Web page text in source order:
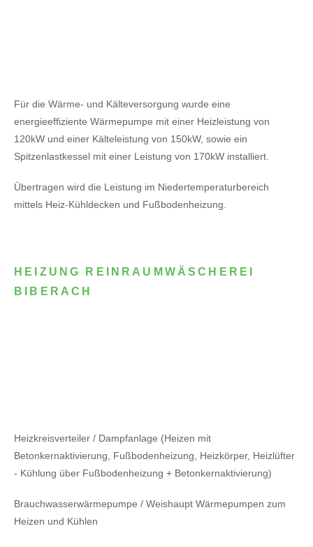
Für die Wärme- und Kälteversorgung wurde eine
energieeffiziente Wärmepumpe mit einer Heizleistung von
120kW und einer Kälteleistung von 150kW, sowie ein
Spitzenlastkessel mit einer Leistung von 170kW installiert.
Übertragen wird die Leistung im Niedertemperaturbereich
mittels Heiz-Kühldecken und Fußbodenheizung.
HEIZUNG REINRAUMWÄSCHEREI
BIBERACH
Heizkreisverteiler / Dampfanlage (Heizen mit
Betonkernaktivierung, Fußbodenheizung, Heizkörper, Heizlüfter
- Kühlung über Fußbodenheizung + Betonkernaktivierung)
Brauchwasserwärmepumpe / Weishaupt Wärmepumpen zum
Heizen und Kühlen